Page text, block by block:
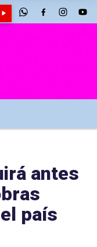
antes
país